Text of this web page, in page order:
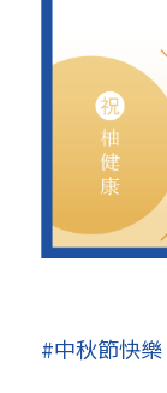
#中秋節快樂